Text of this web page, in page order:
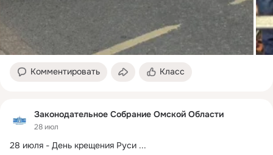
Комментировать Класс
Законодательное Собрание Омской Области
28 июл
28 июля - День крещения Руси ...